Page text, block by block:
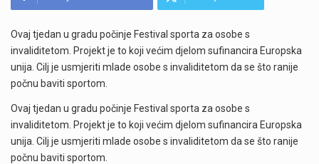
Ovaj tjedan u gradu počinje Festival sporta za osobe s
invaliditetom. Projekt je to koji većim djelom sufinancira Europska
unija. Cilj je usmjeriti mlade osobe s invaliditetom da se što ranije
počnu baviti sportom.
Ovaj tjedan u gradu počinje Festival sporta za osobe s
invaliditetom. Projekt je to koji većim djelom sufinancira Europska
unija. Cilj je usmjeriti mlade osobe s invaliditetom da se što ranije
počnu baviti sportom.